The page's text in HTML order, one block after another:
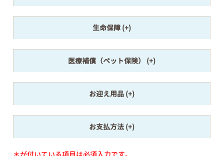
生命保障
医療補償（ペット保険）
お迎え用品
お支払方法